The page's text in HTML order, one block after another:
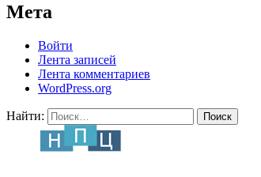
Мета
Войти
Лента записей
Лента комментариев
WordPress.org
Найти: